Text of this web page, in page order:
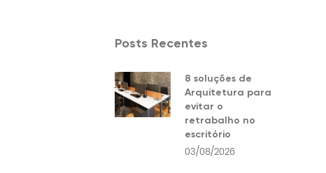
Posts Recentes
8 soluções de
Arquitetura para
evitar o
retrabalho no
escritório
03/08/2026